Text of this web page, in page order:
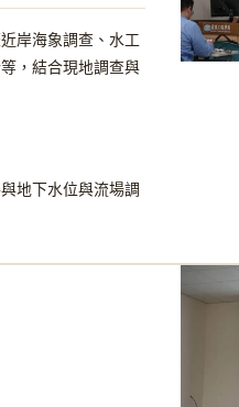
岸海象調查、水工
，結合現地調查與
地下水位與流場調